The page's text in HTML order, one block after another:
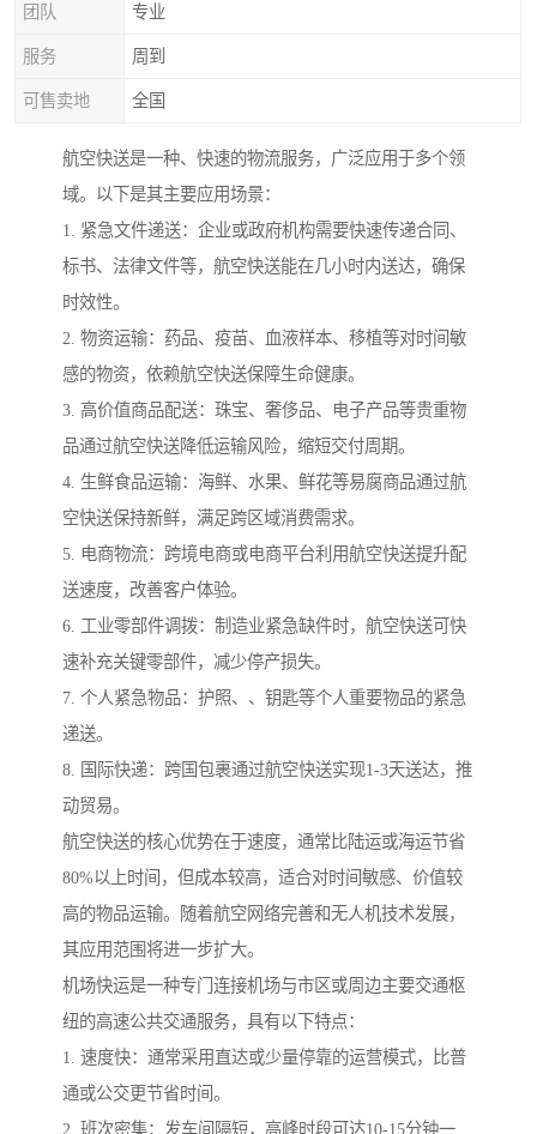
团队 专业
服务 周到
可售卖地 全国
航空快送是一种、快速的物流服务，广泛应用于多个领
域。以下是其主要应用场景：
1. 紧急文件递送：企业或政府机构需要快速传递合同、
标书、法律文件等，航空快送能在几小时内送达，确保
时效性。
2. 物资运输：药品、疫苗、血液样本、移植等对时间敏
感的物资，依赖航空快送保障生命健康。
3. 高价值商品配送：珠宝、奢侈品、电子产品等贵重物
品通过航空快送降低运输风险，缩短交付周期。
4. 生鲜食品运输：海鲜、水果、鲜花等易腐商品通过航
空快送保持新鲜，满足跨区域消费需求。
5. 电商物流：跨境电商或电商平台利用航空快送提升配
送速度，改善客户体验。
6. 工业零部件调拨：制造业紧急缺件时，航空快送可快
速补充关键零部件，减少停产损失。
7. 个人紧急物品：护照、、钥匙等个人重要物品的紧急
递送。
8. 国际快递：跨国包裹通过航空快送实现1-3天送达，推
动贸易。
航空快送的核心优势在于速度，通常比陆运或海运节省
80%以上时间，但成本较高，适合对时间敏感、价值较
高的物品运输。随着航空网络完善和无人机技术发展，
其应用范围将进一步扩大。
机场快运是一种专门连接机场与市区或周边主要交通枢
纽的高速公共交通服务，具有以下特点：
1. 速度快：通常采用直达或少量停靠的运营模式，比普
通或公交更节省时间。
2. 班次密集：发车间隔短，高峰时段可达10-15分钟一